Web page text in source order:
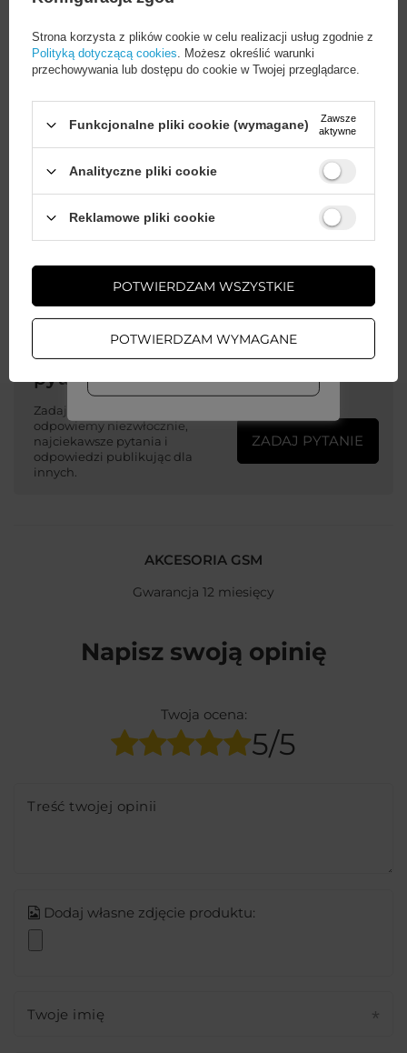
Opakowanie Folia
Kolor
Cechy dodatkowe
Potrzebujesz pomocy? Masz
pytania?
Zadaj pytanie a my
odpowiemy niezwłocznie,
najciekawsze pytania i
odpowiedzi publikując dla
innych.
ZADAJ PYTANIE
AKCESORIA GSM
Gwarancja 12 miesięcy
Napisz swoją opinię
Twoja ocena:
5/5
Treść twojej opinii
Dodaj własne zdjęcie produktu:
Twoje imię
Wystarczy założyć konto
odblokować zniżki na kolejne
ZAŁÓŻ KONTO
Strona korzysta z plików cookie w celu realizacji usług zgodnie z
Polityką dotyczącą cookies . Możesz określić warunki
przechowywania lub dostępu do cookie w Twojej przeglądarce.
Funkcjonalne pliki cookie (wymagane)
Zawsze
aktywne
Analityczne pliki cookie
Reklamowe pliki cookie
POTWIERDZAM WYMAGANE
POTWIERDZAM WSZYSTKIE